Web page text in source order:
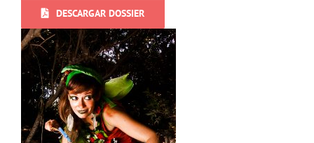
DESCARGAR DOSSIER